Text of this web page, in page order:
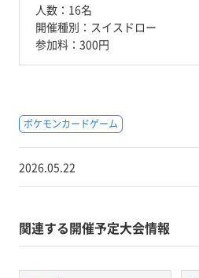
人数： 16名
開催種別： スイスドロー
参加料： 300円
ポケモンカードゲーム
2026.05.22
関連する開催予定大会情報